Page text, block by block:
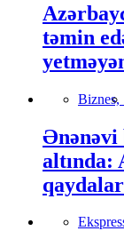
təmin
Biznes,
Ənənəvi
altında: